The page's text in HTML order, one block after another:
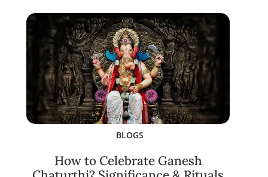
BLOGS
How to Celebrate Ganesh